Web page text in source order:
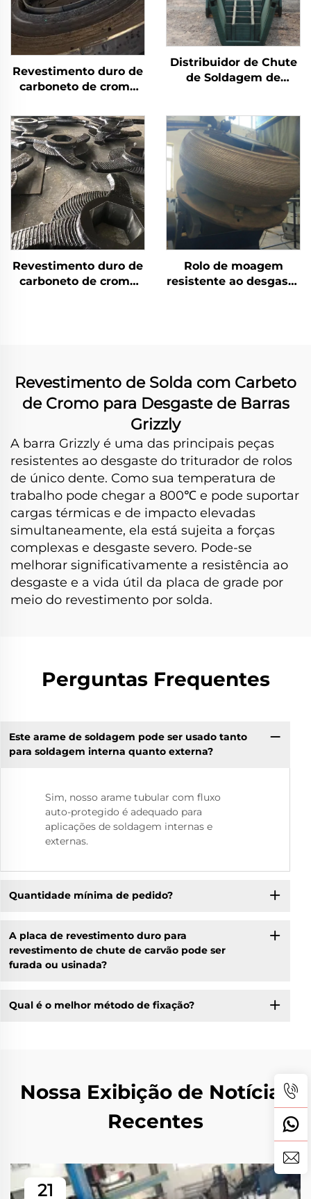
Revestimento duro de
carboneto de cromo
desgaste na mesa de
moagem
Distribuidor de Chute
de Soldagem de
Revestimento duro de
carboneto de cromo
Rolo de moagem
resistente ao desgaste
Revestimento de Solda com Carbeto
de Cromo para Desgaste de Barras
Grizzly
A barra Grizzly é uma das principais peças
resistentes ao desgaste do triturador de rolos
de único dente. Como sua temperatura de
trabalho pode chegar a 800℃ e pode suportar
cargas térmicas e de impacto elevadas
simultaneamente, ela está sujeita a forças
complexas e desgaste severo. Pode-se
melhorar significativamente a resistência ao
desgaste e a vida útil da placa de grade por
meio do revestimento por solda.
Perguntas Frequentes
Este arame de soldagem pode ser usado tanto
para soldagem interna quanto externa?
Sim, nosso arame tubular com fluxo
auto-protegido é adequado para
aplicações de soldagem internas e
externas.
Quantidade mínima de pedido?
A placa de revestimento duro para
revestimento de chute de carvão pode ser
furada ou usinada?
Qual é o melhor método de fixação?
Nossa Exibição de Notícias
Recentes
21